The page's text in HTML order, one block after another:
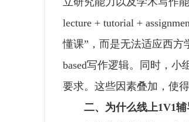
lecture + tutorial +
懂课”，而是无法适应西方
based写作逻辑。同时，小
要求。这些因素叠加，使
二、为什么线上1V1